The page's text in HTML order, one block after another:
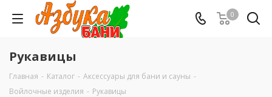
0
Рукавицы
Главная - Каталог - Аксессуары для бани и сауны -
Войлочные изделия - Рукавицы